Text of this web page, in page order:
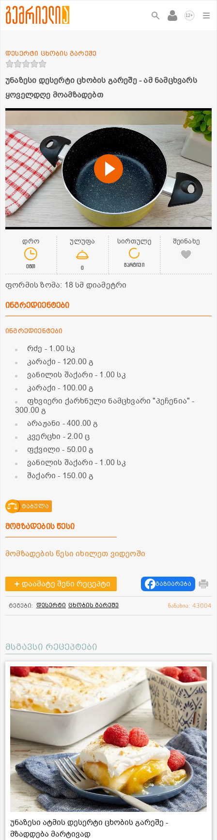
12+
უნაზესი დესერტი ცხობის გარეშე - ამ ნამცხვარს
ყოველდღე მოამზადებთ
დესერტი ცხობის გარეშე
დრო
0წთ
ულუფა
0
სირთულე
მარტივი
შეინახე
ფორმის ზომა: 18 სმ დიამეტრი
ინგრედიენტები
ინგრედიენტები
რძე - 1.00 სკ
კარაქი- 120.00 გ
ვანილის შაქარი - 1.00 სკ
კარაქი- 100.00 გ
ფხვიერი ქარხნული ნამცხვარი "პეჩენია"-
300.00 გ
არაჟანი - 400.00 გ
კვერცხი - 2.00 ც
ფქვილი- 50.00 გ
ვანილის შაქარი - 1.00 სკ
შაქარი- 150.00 გ
ტაბულა
მომზადების წესი
მომზადების წესი იხილეთ ვიდეოში
დაამატე შენი რეცეპტი გაზიარება
ტეგები: დესერტი ცხობის გარეშე ნანახია: 43004
მსგავსი რეცეპტები
უნაზესი ატმის დესერტი ცხობის გარეშე -
მზადდება მარტივად